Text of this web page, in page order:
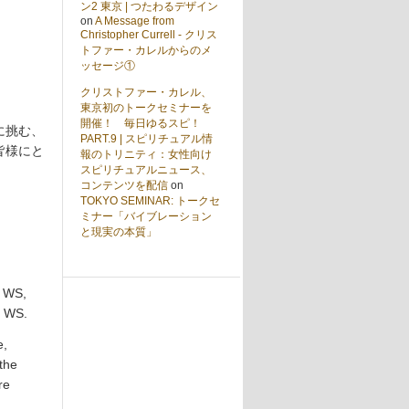
む、
様にと
ン2 東京 | つたわるデザイン
on A Message from
Christopher Currell - クリス
トファー・カレルからのメ
ッセージ①
クリストファー・カレル、
東京初のトークセミナーを
開催！ 毎日ゆるスピ！
PART.9 | スピリチュアル情
報のトリニティ：女性向け
スピリチュアルニュース、
コンテンツを配信 on
TOKYO SEMINAR: トークセ
ミナー「バイブレーション
と現実の本質」